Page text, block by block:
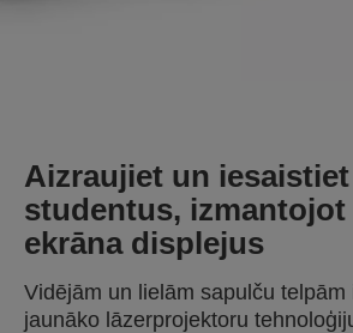
Aizraujiet un iesaistiet
studentus, izmantojot
ekrāna displejus
Vidējām un lielām sapulču telpām
jaunāko lāzerprojektoru